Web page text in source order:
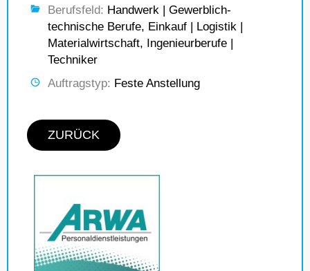
Berufsfeld: Handwerk | Gewerblich-
technische Berufe, Einkauf | Logistik |
Materialwirtschaft, Ingenieurberufe |
Techniker
Auftragstyp: Feste Anstellung
ZURÜCK